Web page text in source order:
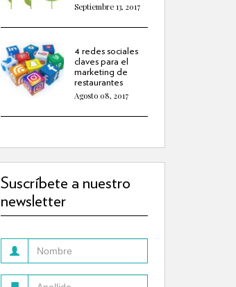
Septiembre 13, 2017
4 redes sociales
claves para el
marketing de
restaurantes
Agosto 08, 2017
Suscríbete a nuestro
newsletter